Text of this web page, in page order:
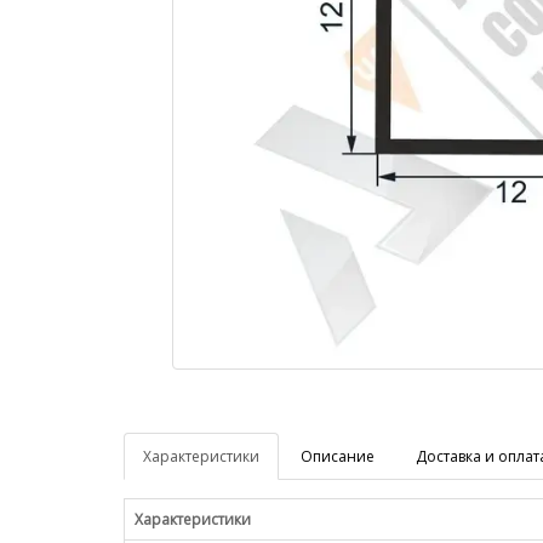
Характеристики
Описание Доставка и
Характеристики